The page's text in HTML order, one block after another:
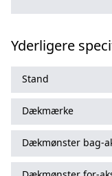
Yderligere
Stand
Dækmærke
Dækmønster bag-